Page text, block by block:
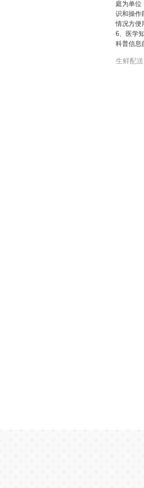
庭为单位
识和操作
情况方便
6、医学
科普信息
生鲜配